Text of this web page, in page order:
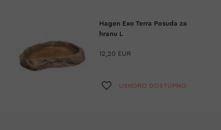
Hagen Exo Terra Posuda za
hranu L
12,20 EUR
Dodaj na listu želja
USKORO DOSTUPNO